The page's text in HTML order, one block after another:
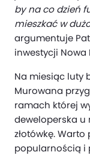
by na co dzień
mieszkać w
argumentuje
inwestycji Nowa
Na miesiąc luty
Murowana
ramach której
deweloperska u
złotówkę.
popularnością i